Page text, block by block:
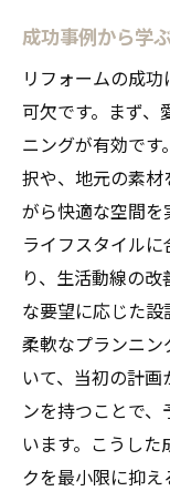
リフォ
愛知県
愛知県安城
し方
リフォ
新しい
リフォ
ス
地域文
リフォ
未来志
自由設計で
成功事例から学
リフォームの成
可欠です。まず
ニングが有効で
択や、地元の素
がら快適な空間
ライフスタイル
り、生活動線の
な要望に応じた
柔軟なプランニ
いて、当初の計
ンを持つことで
います。こうし
クを最小限に抑え